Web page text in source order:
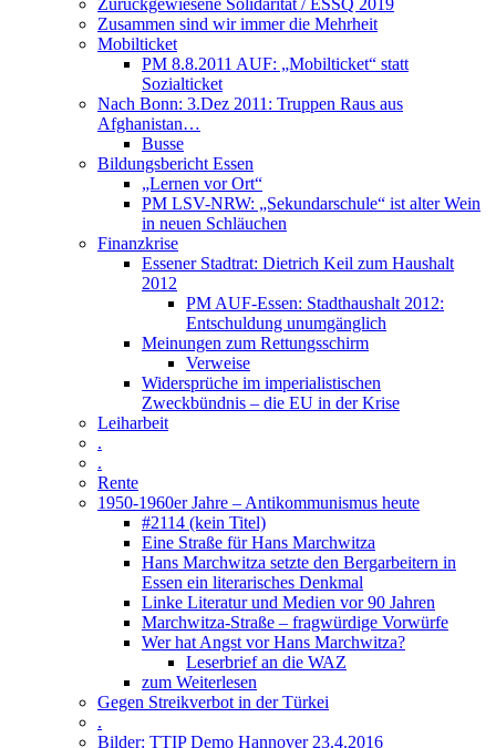
Zurückgewiesene Solidarität / ESSQ 2019
Zusammen sind wir immer die Mehrheit
Mobilticket
PM 8.8.2011 AUF: „Mobilticket“ statt
Sozialticket
Nach Bonn: 3.Dez 2011: Truppen Raus aus
Afghanistan…
Busse
Bildungsbericht Essen
„Lernen vor Ort“
PM LSV-NRW: „Sekundarschule“ ist alter Wein
in neuen Schläuchen
Finanzkrise
Essener Stadtrat: Dietrich Keil zum Haushalt
2012
PM AUF-Essen: Stadthaushalt 2012:
Entschuldung unumgänglich
Meinungen zum Rettungsschirm
Verweise
Widersprüche im imperialistischen
Zweckbündnis – die EU in der Krise
Leiharbeit
.
.
Rente
1950-1960er Jahre – Antikommunismus heute
#2114 (kein Titel)
Eine Straße für Hans Marchwitza
Hans Marchwitza setzte den Bergarbeitern in
Essen ein literarisches Denkmal
Linke Literatur und Medien vor 90 Jahren
Marchwitza-Straße – fragwürdige Vorwürfe
Wer hat Angst vor Hans Marchwitza?
Leserbrief an die WAZ
zum Weiterlesen
Gegen Streikverbot in der Türkei
.
Bilder: TTIP Demo Hannover 23.4.2016